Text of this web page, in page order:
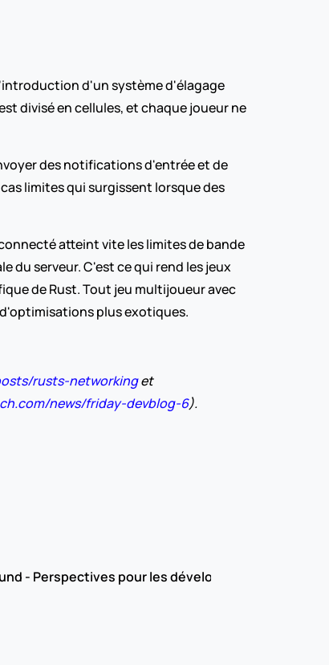
d'un système d'élagage
divisé en cellules, et chaque joueur ne
des notifications d'entrée et de
limites qui surgissent lorsque des
atteint vite les limites de bande
du serveur. C'est ce qui rend les jeux
de Rust. Tout jeu multijoueur avec
plus exotiques.
rusts-networking
et
news/friday-devblog-6).
- Perspectives pour les développeurs de jeux